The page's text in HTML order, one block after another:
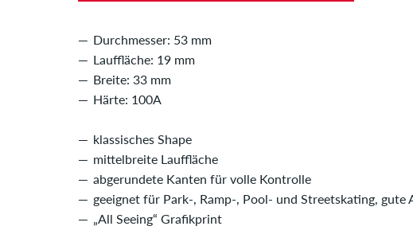
Durchmesser: 53 mm
Lauffläche: 19 mm
Breite: 33 mm
Härte: 100A
klassisches Shape
mittelbreite Lauffläche
abgerundete Kanten für volle Kontrolle
geeignet für Park-, Ramp-, Pool- und Streetskating, gute
„All Seeing“ Grafikprint